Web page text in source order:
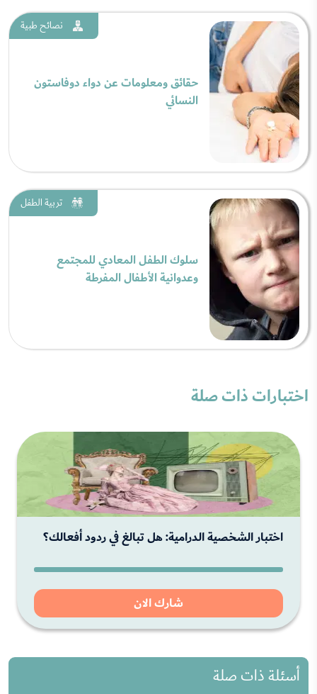
نصائح طبية
حقائق ومعلومات عن دواء دوفاستون
النسائي
تربية الطفل
سلوك الطفل المعادي للمجتمع
وعدوانية الأطفال المفرطة
اختبارات ذات صلة
اختبار الشخصية الدرامية: هل تبالغ في ردود أفعالك؟
شارك الان
أسئلة ذات صلة